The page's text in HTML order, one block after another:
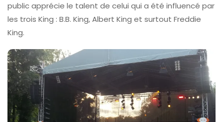
public apprécie le talent de celui qui a été influencé par
les trois King : B.B. King, Albert King et surtout Freddie
King.